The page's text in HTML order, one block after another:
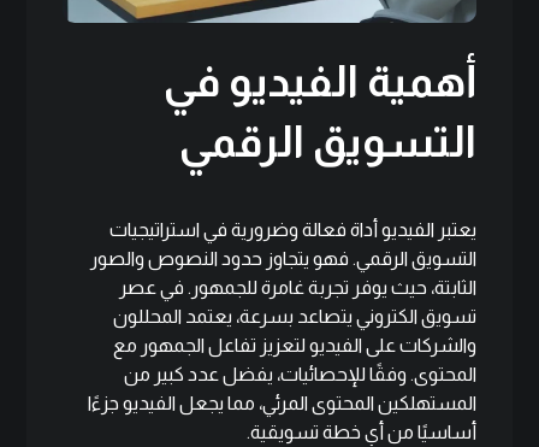
أهمية الفيديو في
التسويق الرقمي
يعتبر الفيديو أداة فعالة وضرورية في استراتيجيات
التسويق الرقمي. فهو يتجاوز حدود النصوص والصور
الثابتة، حيث يوفر تجربة غامرة للجمهور. في عصر
تسويق الكتروني يتصاعد بسرعة، يعتمد المحللون
والشركات على الفيديو لتعزيز تفاعل الجمهور مع
المحتوى. وفقًا للإحصائيات، يفضل عدد كبير من
المستهلكين المحتوى المرئي، مما يجعل الفيديو جزءًا
أساسيًا من أي خطة تسويقية.